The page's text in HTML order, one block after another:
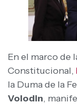
En el marco de
Constitucional,
la Duma de la
Volodin,